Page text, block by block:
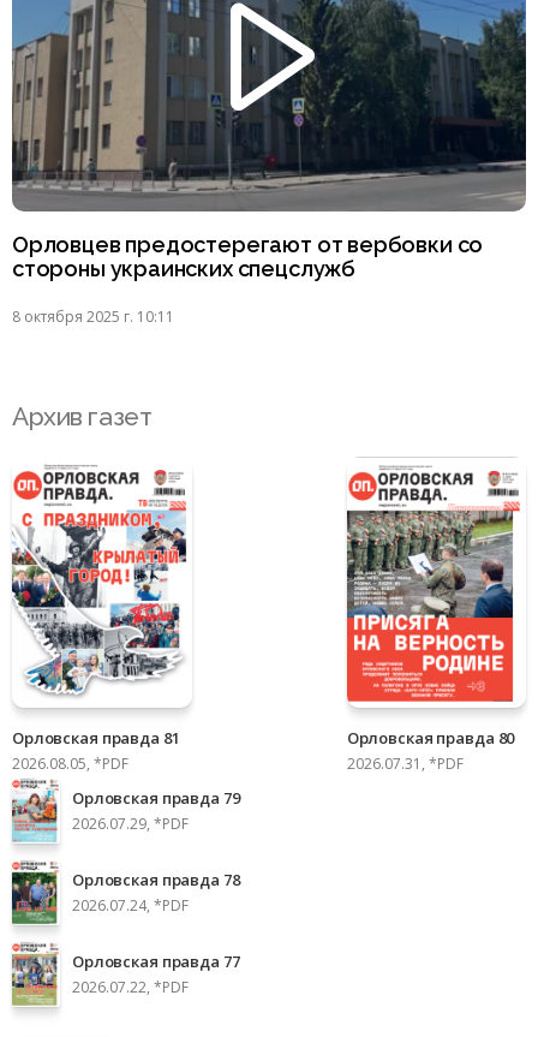
Орловцев предостерегают от вербовки со
стороны украинских спецслужб
8 октября 2025 г. 10:11
Архив газет
Орловская правда 81
2026.08.05, *PDF
Орловская правда 80
2026.07.31, *PDF
Орловская правда 79
2026.07.29, *PDF
Орловская правда 78
2026.07.24, *PDF
Орловская правда 77
2026.07.22, *PDF